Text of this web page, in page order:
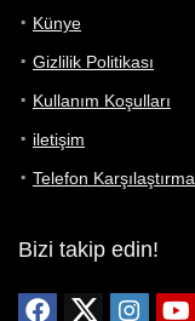
Künye
Gizlilik Politikası
Kullanım Koşulları
iletişim
Telefon Karşılaştırma
Bizi takip edin!